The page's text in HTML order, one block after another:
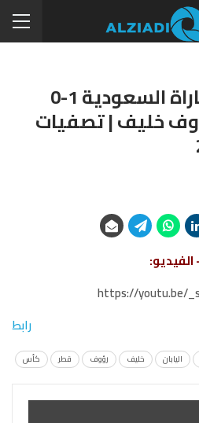
فيديو: ملخص مباراة السعودية 1-0
خليف | تصفيات
الفيديو:
https://youtu.be/
رابط
اليابان خليف رؤوف قطر كأس